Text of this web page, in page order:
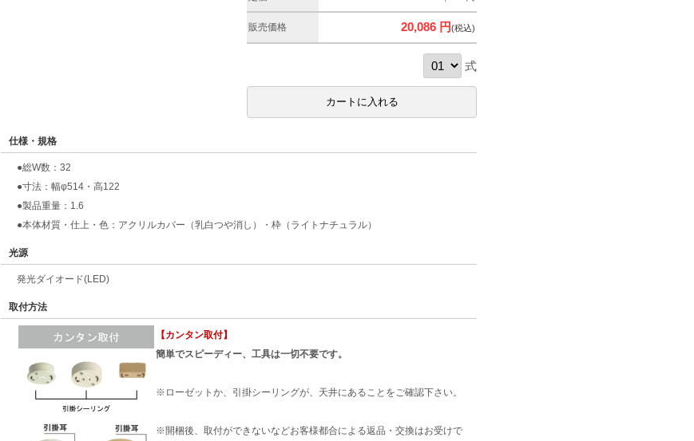
販売価格 20,086 円(税込)
式
仕様・規格
●総W数：32
●寸法：幅φ514・高122
●製品重量：1.6
●本体材質・仕上・色：アクリルカバー（乳白つや消し）・枠（ライトナチュラル）
光源
発光ダイオード(LED)
取付方法
【カンタン取付】
簡単でスピーディー、工具は一切不要です。
※ローゼットか、引掛シーリングが、天井にあることをご確認下さい。
※開梱後、取付ができないなどお客様都合による返品・交換はお受けで